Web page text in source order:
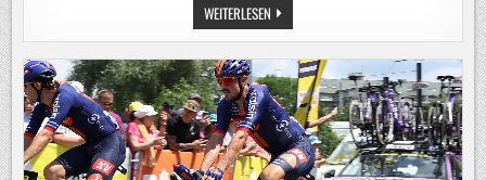
WEITERLESEN GUTVERDIENER
IN
GELDNOT:
„10.000
EURO
IM
MONAT
REICHEN
NICHT
–
WAS
TUN?“